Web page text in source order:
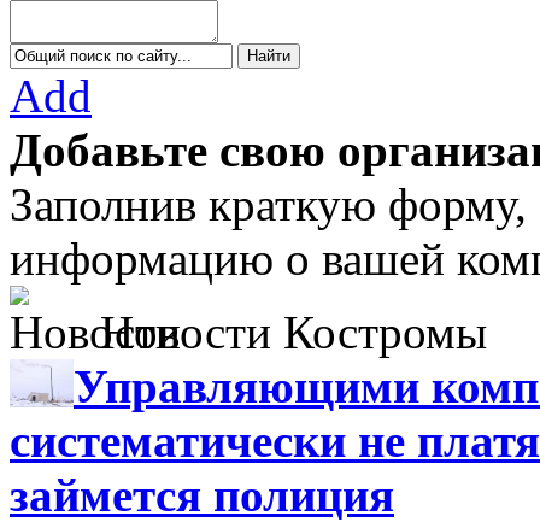
Add
Добавьте свою
Заполнив краткую
информацию о вашей
Новости Костромы
Управляющими
систематически не
займется полиция